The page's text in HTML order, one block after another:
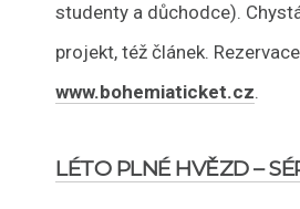
studenty a důchodce).
projekt, též článek.
www.bohemiaticket.cz.
LÉTO PLNÉ HVĚZD –